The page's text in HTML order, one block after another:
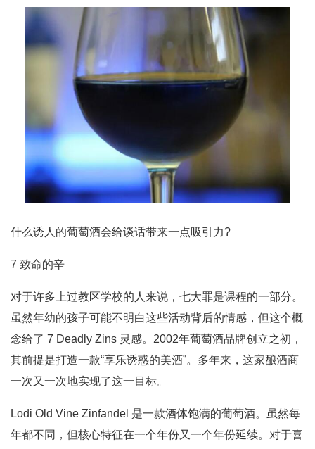
什么诱人的葡萄酒会给谈话带来一点吸引力?
7 致命的辛
对于许多上过教区学校的人来说，七大罪是课程的一部分。
虽然年幼的孩子可能不明白这些活动背后的情感，但这个概
念给了 7 Deadly Zins 灵感。2002年葡萄酒品牌创立之初，
其前提是打造一款“享乐诱惑的美酒”。多年来，这家酿酒商
一次又一次地实现了这一目标。
Lodi Old Vine Zinfandel 是一款酒体饱满的葡萄酒。虽然每
年都不同，但核心特征在一个年份又一个年份延续。对于喜